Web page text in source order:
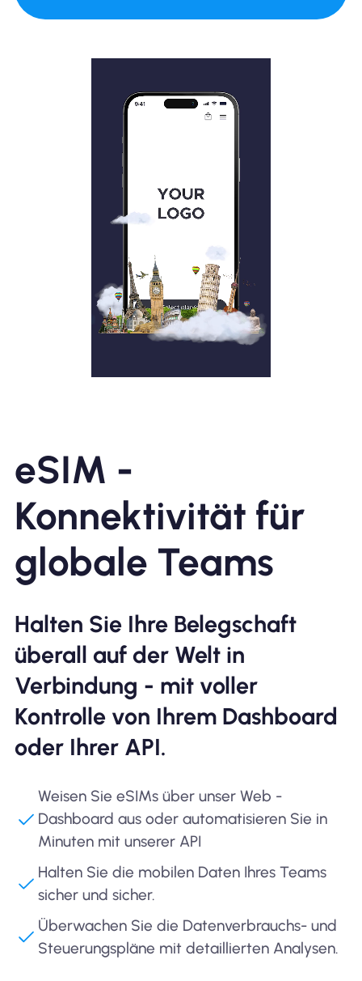
eSIM -
Konnektivität für
globale Teams
Halten Sie Ihre Belegschaft
überall auf der Welt in
Verbindung - mit voller
Kontrolle von Ihrem Dashboard
oder Ihrer API.
Weisen Sie eSIMs über unser Web -
Dashboard aus oder automatisieren Sie in
Minuten mit unserer API
Halten Sie die mobilen Daten Ihres Teams
sicher und sicher.
Überwachen Sie die Datenverbrauchs- und
Steuerungspläne mit detaillierten Analysen.